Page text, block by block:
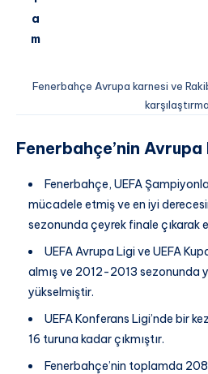
a
m
Fenerbahçe Avrupa karnesi ve
Fenerbahçe’nin Avrupa
Fenerbahçe, UEFA
mücadele etmiş ve en iyi
sezonunda çeyrek finale çıkarak
UEFA Avrupa Ligi ve UEFA
almış ve 2012-2013 sezonunda
yükselmiştir.
UEFA Konferans Ligi’nde bir
16 turuna kadar çıkmıştır.
Fenerbahçe’nin toplamda